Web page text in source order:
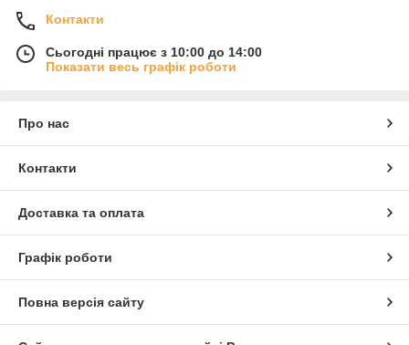
Контакти
Сьогодні працює з 10:00 до 14:00
Показати весь графік роботи
Про нас
Контакти
Доставка та оплата
Графік роботи
Повна версія сайту